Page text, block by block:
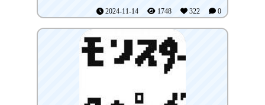
2024-11-14 1748 322 0